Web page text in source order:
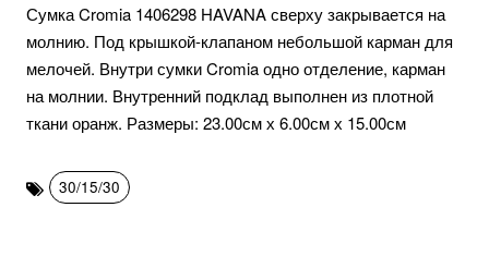
Сумка Cromia 1406298 HAVANA сверху закрывается на
молнию. Под крышкой-клапаном небольшой карман для
мелочей. Внутри сумки Cromia одно отделение, карман
на молнии. Внутренний подклад выполнен из плотной
ткани оранж. Размеры: 23.00см х 6.00см х 15.00см
30/15/30